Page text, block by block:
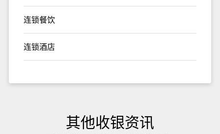
连锁餐饮
连锁酒店
其他收银资讯